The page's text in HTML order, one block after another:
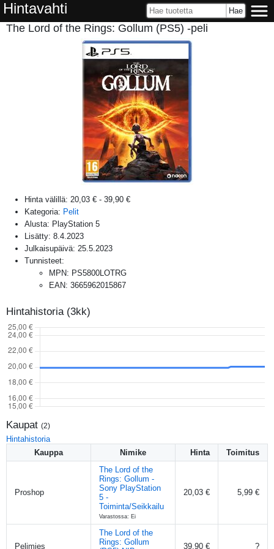
Hintavahti
The Lord of the Rings: Gollum (PS5) -peli
Hinta välillä: 20,03 € - 39,90 €
Kategoria: Pelit
Alusta: PlayStation 5
Lisätty: 8.4.2023
Julkaisupäivä: 25.5.2023
Tunnisteet:
MPN: PS5800LOTRG
EAN: 3665962015867
Hintahistoria (3kk)
Kaupat (2)
Hintahistoria
Kauppa
Nimike Hinta Toimitus
Proshop
The Lord of the
Rings: Gollum -
Sony PlayStation
5 -
Toiminta/Seikkailu
Varastossa: Ei
20,03 € 5,99 €
Pelimies
The Lord of the
Rings: Gollum
39,90 € ?